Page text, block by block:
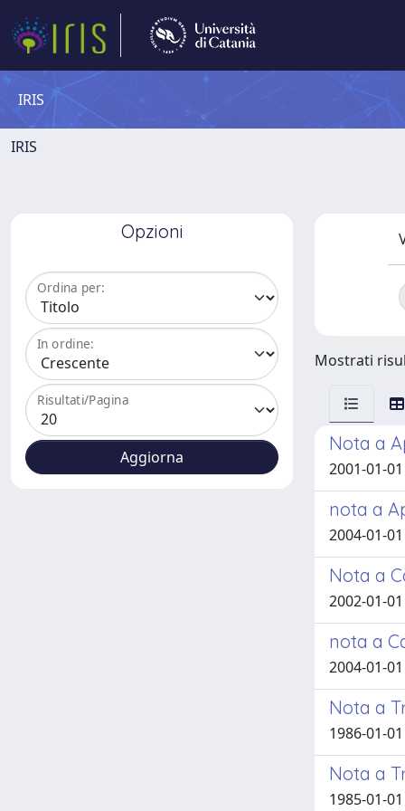
IRIS
IRIS
Opzioni
Ordina per:
In ordine:
Risultati/Pagina
Mostrati
Nota a
2001-01-
nota a
2004-01-
Nota a
2002-01-
nota a
2004-01-
Nota a
1986-01-
Nota a
1985-01-